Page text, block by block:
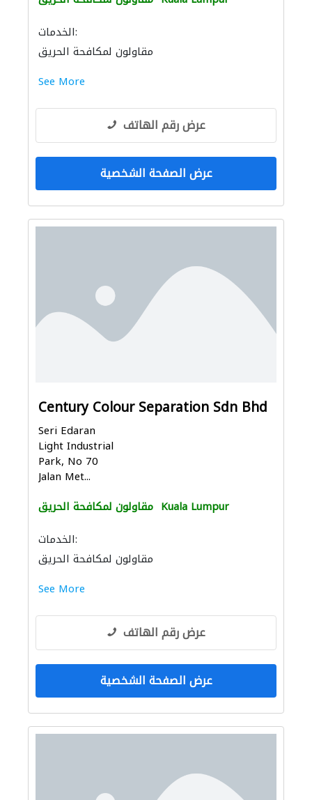
الخدمات:
مقاولون لمكافحة الحريق
See More
عرض رقم الهاتف
عرض الصفحة الشخصية
Century Colour Separation Sdn Bhd
Seri Edaran
Light Industrial
Park, No 70
Jalan Met...
مقاولون لمكافحة الحريق Kuala Lumpur
الخدمات:
مقاولون لمكافحة الحريق
See More
عرض رقم الهاتف
عرض الصفحة الشخصية